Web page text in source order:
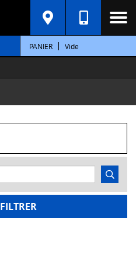
PANIER Vide
FILTRER